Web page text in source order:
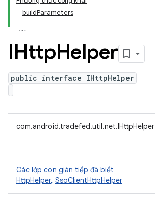
buildParameters
IHttpHelper
public interface IHttpHelper
com.android.tradefed.util.net.IHttpHelper
Các lớp con gián tiếp đã biết
HttpHelper, SsoClientHttpHelper